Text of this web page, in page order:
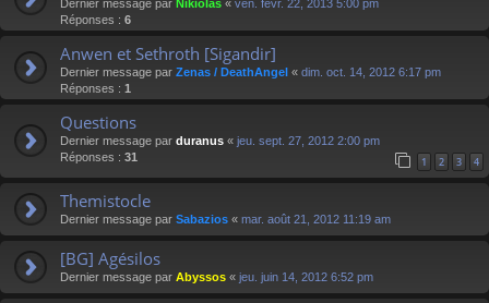
Dernier message par Nikiolas « ven. févr. 22, 2013 5:00 pm
Réponses : 6
Anwen et Sethroth [Sigandir]
Dernier message par Zenas / DeathAngel « dim. oct. 14, 2012 6:17 pm
Réponses : 1
Questions
Dernier message par duranus « jeu. sept. 27, 2012 2:00 pm
Réponses : 31 1 2 3 4
Themistocle
Dernier message par Sabazios « mar. août 21, 2012 11:19 am
[BG] Agésilos
Dernier message par Abyssos « jeu. juin 14, 2012 6:52 pm